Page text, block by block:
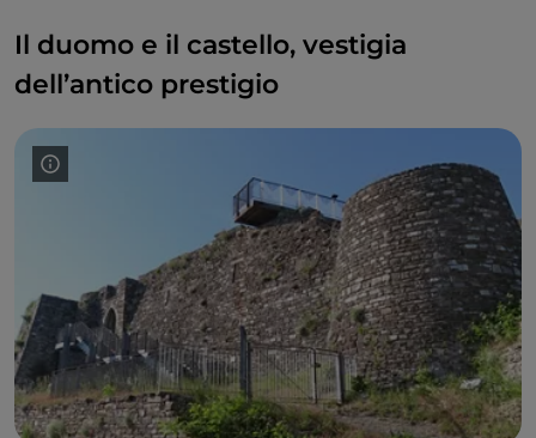
Il duomo e il castello, vestigia
dell’antico prestigio